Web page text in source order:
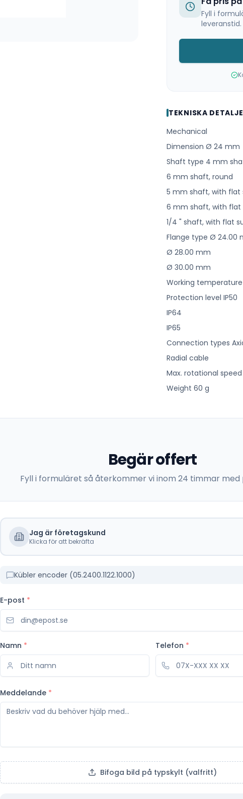
Fyll i
leveranstid.
TEKNISKA
Mechanical
Dimension Ø 24 mm
Shaft type 4 mm
6 mm shaft, round
5 mm shaft, with flat
6 mm shaft, with flat
1/4 " shaft, with flat
Flange type Ø 24.00
Ø 28.00 mm
Ø 30.00 mm
Working temperature
Protection level IP50
IP64
IP65
Connection types
Radial cable
Max. rotational speed
Weight 60 g
Begär offert
Fyll i formuläret så återkommer vi inom 24 timmar
Jag är företagskund
Klicka för att bekräfta
Kübler encoder (05.2400.1122.1000)
E-post *
Namn * Telefon *
Meddelande *
Bifoga bild på typskylt (valfritt)